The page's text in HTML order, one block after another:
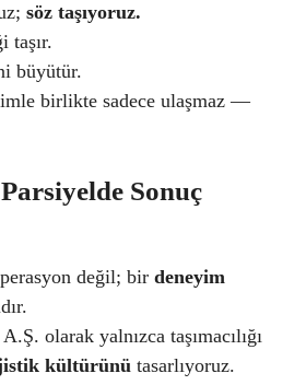
söz taşıyoruz.
taşır.
büyütür.
birlikte sadece ulaşmaz —
Sonuç
değil; bir deneyim
olarak yalnızca taşımacılığı
kültürünü tasarlıyoruz.